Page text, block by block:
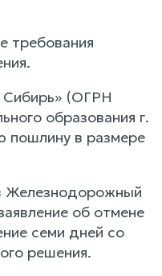
требования
Сибирь» (ОГРН
образования г.
пошлину в размере
Железнодорожный
об отмене
семи дней со
решения.